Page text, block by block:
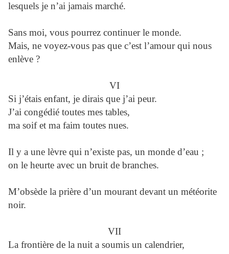
lesquels je n’ai jamais marché.
Sans moi, vous pourrez continuer le monde.
Mais, ne voyez-vous pas que c’est l’amour qui nous
enlève ?
VI
Si j’étais enfant, je dirais que j’ai peur.
J’ai congédié toutes mes tables,
ma soif et ma faim toutes nues.
Il y a une lèvre qui n’existe pas, un monde d’eau ;
on le heurte avec un bruit de branches.
M’obsède la prière d’un mourant devant un météorite
noir.
VII
La frontière de la nuit a soumis un calendrier,